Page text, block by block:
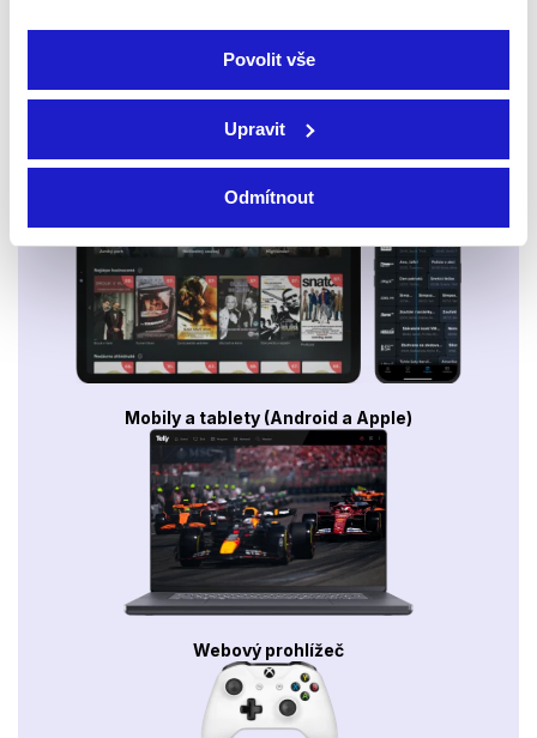
Povolit vše
Upravit
Odmítnout
Smart TV - Android, Google, Samsung, LG, VIDAA
Mobily a tablety (Android a Apple)
Webový prohlížeč